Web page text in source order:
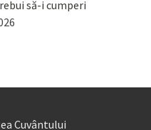
să-i cumperi
Cuvântului